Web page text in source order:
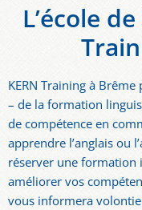
L’école
KERN Training à
– de la formation
de compétence en
apprendre l’anglais ou
réserver une formation
améliorer vos
vous informera